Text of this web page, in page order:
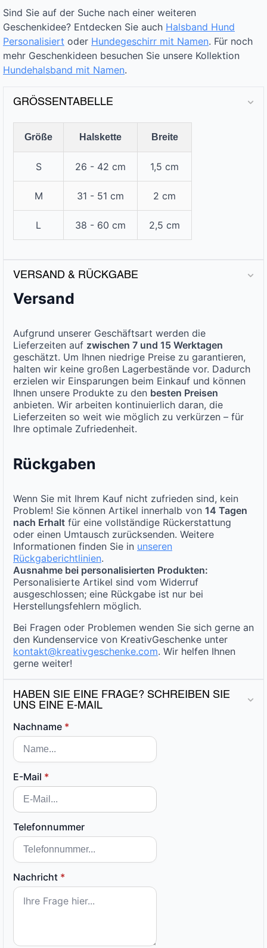
Sind Sie auf der Suche nach einer weiteren
Geschenkidee? Entdecken Sie auch Halsband Hund
Personalisiert oder Hundegeschirr mit Namen. Für noch
mehr Geschenkideen besuchen Sie unsere Kollektion
Hundehalsband mit Namen.
GRÖSSENTABELLE
Größe Halskette Breite
S 26 - 42 cm 1,5 cm
M 31 - 51 cm 2 cm
L 38 - 60 cm 2,5 cm
VERSAND & RÜCKGABE
Versand
Aufgrund unserer Geschäftsart werden die
Lieferzeiten auf zwischen 7 und 15 Werktagen
geschätzt. Um Ihnen niedrige Preise zu garantieren,
halten wir keine großen Lagerbestände vor. Dadurch
erzielen wir Einsparungen beim Einkauf und können
Ihnen unsere Produkte zu den besten Preisen
anbieten. Wir arbeiten kontinuierlich daran, die
Lieferzeiten so weit wie möglich zu verkürzen – für
Ihre optimale Zufriedenheit.
Rückgaben
Wenn Sie mit Ihrem Kauf nicht zufrieden sind, kein
Problem! Sie können Artikel innerhalb von 14 Tagen
nach Erhalt für eine vollständige Rückerstattung
oder einen Umtausch zurücksenden. Weitere
Informationen finden Sie in unseren
Rückgaberichtlinien.
Ausnahme bei personalisierten Produkten:
Personalisierte Artikel sind vom Widerruf
ausgeschlossen; eine Rückgabe ist nur bei
Herstellungsfehlern möglich.
Bei Fragen oder Problemen wenden Sie sich gerne an
den Kundenservice von KreativGeschenke unter
kontakt@kreativgeschenke.com. Wir helfen Ihnen
gerne weiter!
HABEN SIE EINE FRAGE? SCHREIBEN SIE
UNS EINE E-MAIL
Nachname *
E-Mail *
Telefonnummer
Nachricht *